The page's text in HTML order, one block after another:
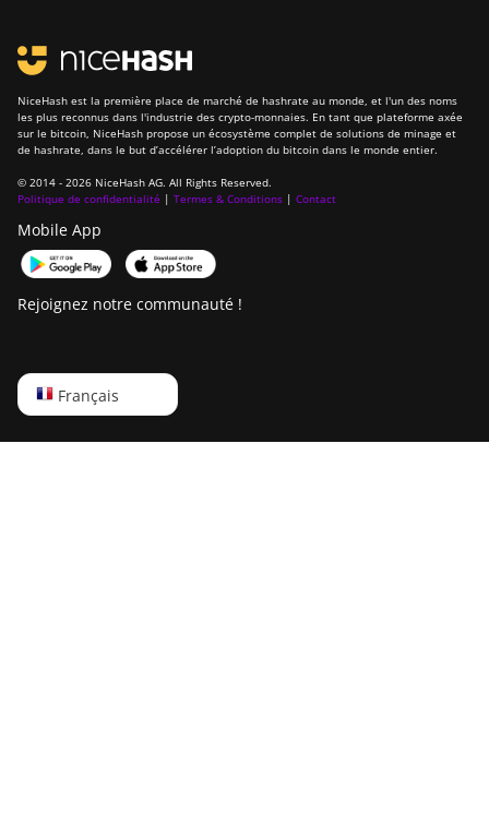
NiceHash est la première place de marché de hashrate au monde, et l'un des noms
les plus reconnus dans l'industrie des crypto-monnaies. En tant que plateforme axée
sur le bitcoin, NiceHash propose un écosystème complet de solutions de minage et
de hashrate, dans le but d’accélérer l’adoption du bitcoin dans le monde entier.
© 2014 - 2026 NiceHash AG. All Rights Reserved.
Politique de confidentialité | Termes & Conditions | Contact
Mobile App
Rejoignez notre communauté !
Français
English